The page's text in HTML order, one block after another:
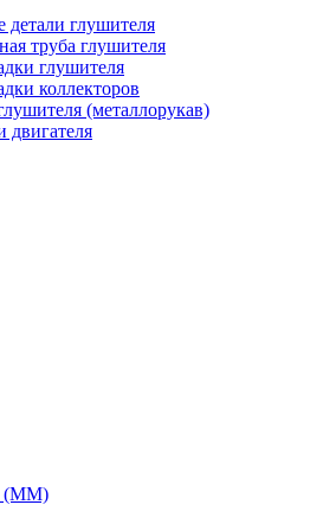
детали глушителя
труба глушителя
глушителя
коллекторов
(металлорукав)
(ММ)